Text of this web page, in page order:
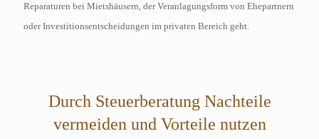
Reparaturen bei Mietshäusern, der Veranlagungsform von Ehepartnern
oder Investitionsentscheidungen im privaten Bereich geht.
Durch Steuerberatung Nachteile
vermeiden und Vorteile nutzen